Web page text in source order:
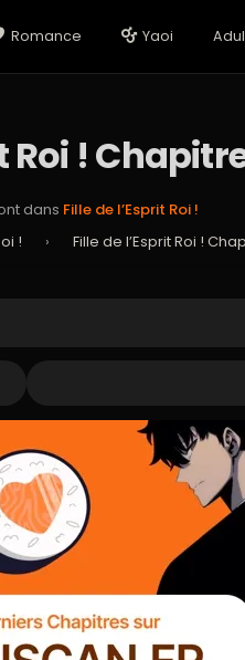
Romance Yaoi
Roi !
dans Fille de l’Esprit Roi !
! › Fille de l’Esprit Roi !